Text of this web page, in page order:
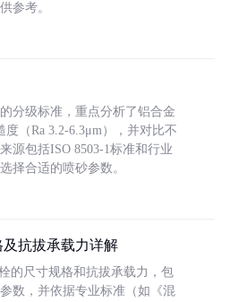
参考。
分级标准，重点分析了铝合金
（Ra 3.2-6.3μm），并对比不
源包括ISO 8503-1标准和行业
择合适的喷砂参数。
抗拔承载力详解
的尺寸规格和抗拔承载力，包
数，并依据专业标准（如《混